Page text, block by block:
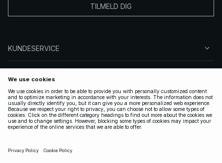
TILMELD DIG
KUNDESERVICE
FØLG OSS
LOVLIG